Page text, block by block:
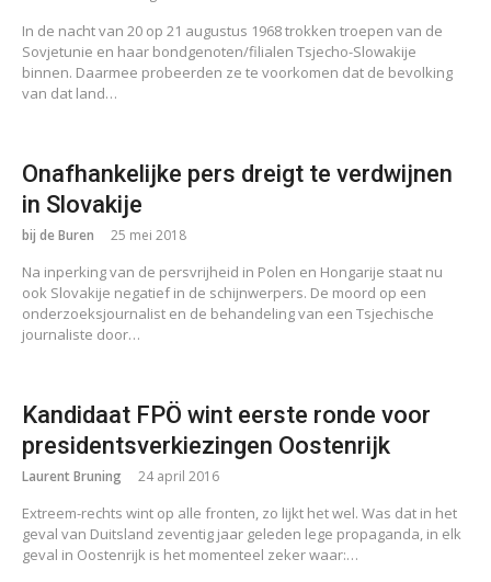
In de nacht van 20 op 21 augustus 1968 trokken troepen van de
Sovjetunie en haar bondgenoten/filialen Tsjecho-Slowakije
binnen. Daarmee probeerden ze te voorkomen dat de bevolking
van dat land…
Onafhankelijke pers dreigt te verdwijnen
in Slovakije
bij de Buren 25 mei 2018
Na inperking van de persvrijheid in Polen en Hongarije staat nu
ook Slovakije negatief in de schijnwerpers. De moord op een
onderzoeksjournalist en de behandeling van een Tsjechische
journaliste door…
Kandidaat FPÖ wint eerste ronde voor
presidentsverkiezingen Oostenrijk
Laurent Bruning 24 april 2016
Extreem-rechts wint op alle fronten, zo lijkt het wel. Was dat in het
geval van Duitsland zeventig jaar geleden lege propaganda, in elk
geval in Oostenrijk is het momenteel zeker waar:…